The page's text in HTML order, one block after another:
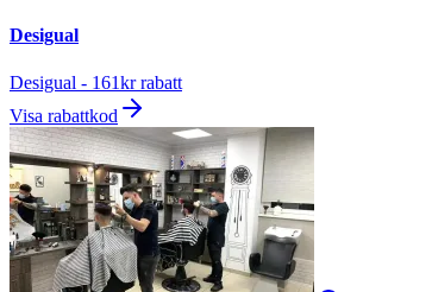
Desigual
Desigual - 161kr rabatt
Visa rabattkod